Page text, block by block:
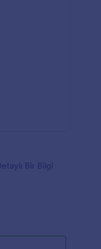
Bir Bilgi